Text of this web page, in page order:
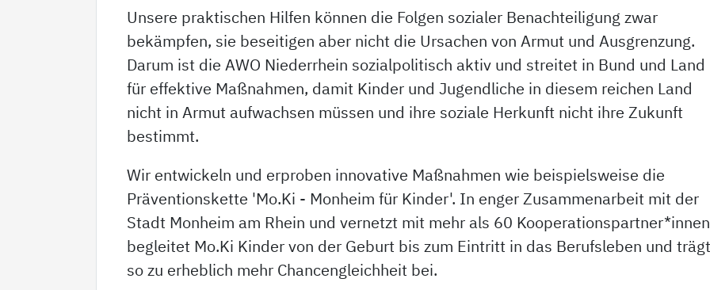
Unsere praktischen Hilfen können die Folgen sozialer Benachteiligung zwar
bekämpfen, sie beseitigen aber nicht die Ursachen von Armut und Ausgrenzung.
Darum ist die AWO Niederrhein sozialpolitisch aktiv und streitet in Bund und Land
für effektive Maßnahmen, damit Kinder und Jugendliche in diesem reichen Land
nicht in Armut aufwachsen müssen und ihre soziale Herkunft nicht ihre Zukunft
bestimmt.
Wir entwickeln und erproben innovative Maßnahmen wie beispielsweise die
Präventionskette 'Mo.Ki - Monheim für Kinder'. In enger Zusammenarbeit mit der
Stadt Monheim am Rhein und vernetzt mit mehr als 60 Kooperationspartner*innen
begleitet Mo.Ki Kinder von der Geburt bis zum Eintritt in das Berufsleben und
so zu erheblich mehr Chancengleichheit bei.